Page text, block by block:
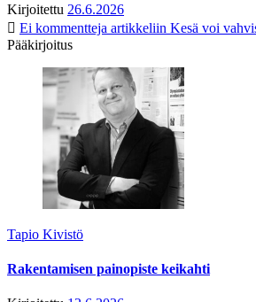
Kirjoitettu 26.6.2026
Ei kommentteja artikkeliin Kesä voi
Pääkirjoitus
Tapio Kivistö
Rakentamisen painopiste keikahti